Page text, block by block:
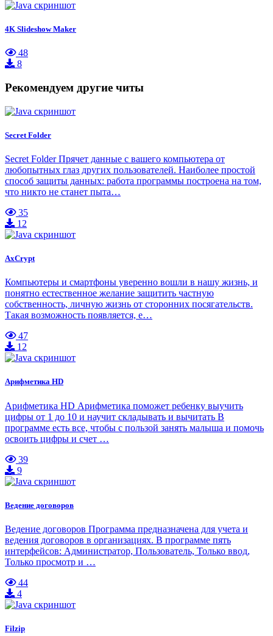
4K Slideshow Maker
48
8
Рекомендуем другие читы
Secret Folder
Secret Folder Прячет данные с вашего компьютера от
любопытных глаз других пользователей. Наиболее простой
способ защиты данных: работа программы построена на том,
что никто не станет пыта…
35
12
AxCrypt
Компьютеры и смартфоны уверенно вошли в нашу жизнь, и
понятно естественное желание защитить частную
собственность, личную жизнь от сторонних посягательств.
Такая возможность появляется, е…
47
12
Арифметика HD
Арифметика HD Арифметика поможет ребенку выучить
цифры от 1 до 10 и научит складывать и вычитать В
программе есть все, чтобы с пользой занять малыша и помочь
освоить цифры и счет …
39
9
Ведение договоров
Ведение договоров Программа предназначена для учета и
ведения договоров в организациях. В программе пять
интерфейсов: Администратор, Пользователь, Только ввод,
Только просмотр и …
44
4
Filzip